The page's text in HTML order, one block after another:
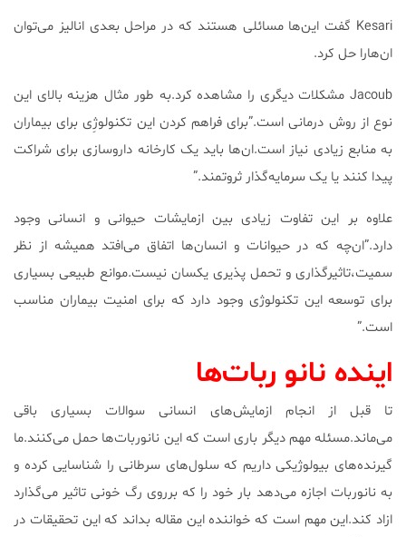
Kesari گفت این‌ها مسائلی هستند که در مراحل بعدی انالیز می‌توان
ان‌هارا حل کرد.
Jacoub مشکلات دیگری را مشاهده کرد.به طور مثال هزینه بالای این
نوع از روش درمانی است.”برای فراهم کردن این تکنولوژِی برای بیماران
به منابع زیادی نیاز است.ان‌ها باید یک کارخانه داروسازی برای شراکت
پیدا کنند یا یک سرمایه‌گذار ثروتمند.”
علاوه بر این تفاوت زیادی بین ازمایشات حیوانی و انسانی وجود
دارد.”ان‌چه که در حیوانات و انسان‌ها اتفاق می‌افتد همیشه از نظر
سمیت،تاثیرگذاری و تحمل پذیری یکسان نیست.موانع طبیعی بسیاری
برای توسعه این تکنولوژی وجود دارد که برای امنیت بیماران مناسب
است.”
اینده نانو ربات‌ها
تا قبل از انجام ازمایش‌های انسانی سوالات بسیاری باقی
می‌ماند.مسئله مهم دیگر باری است که این نانوربات‌ها حمل می‌کنند.ما
گیرنده‌های بیولوژیکی داریم که سلول‌های سرطانی را شناسایی کرده و
به نانوربات اجازه می‌دهد بار خود را که برروی رگ خونی تاثیر می‌گذارد
ازاد کند.این مهم است که خواننده‌ این مقاله بداند که این تحقیقات در